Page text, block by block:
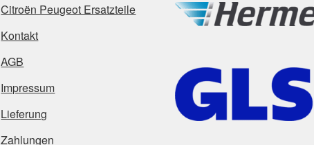
Citroën Peugeot Ersatzteile
Kontakt
AGB
Impressum
Lieferung
Zahlungen